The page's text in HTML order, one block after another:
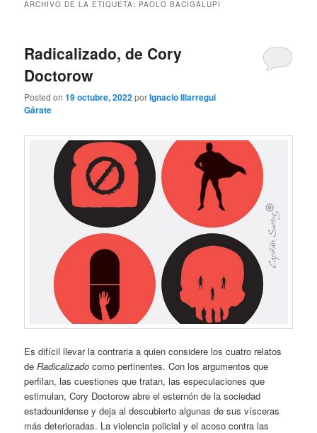
ARCHIVO DE LA ETIQUETA: PAOLO BACIGALUPI
Radicalizado, de Cory
Doctorow
Posted on19 octubre, 2022porIgnacio Illarregui
Gárate
Es difícil llevar la contraria a quien considere los cuatro relatos
deRadicalizado como pertinentes. Con los argumentos que
perfilan, las cuestiones que tratan, las especulaciones que
estimulan, Cory Doctorow abre el esternón de la sociedad
estadounidense y deja al descubierto algunas de sus vísceras
más deterioradas. La violencia policial y el acoso contra las